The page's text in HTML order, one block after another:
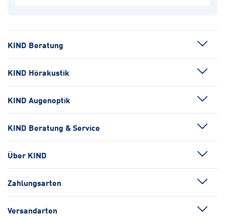
KIND Beratung
KIND Hörakustik
KIND Augenoptik
KIND Beratung & Service
Über KIND
Zahlungsarten
Versandarten